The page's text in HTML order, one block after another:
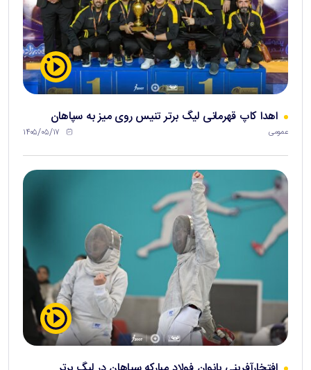
اهدا کاپ قهرمانی لیگ برتر تنیس روی میز به سپاهان
عمومی ۱۴۰۵/۰۵/۱۷